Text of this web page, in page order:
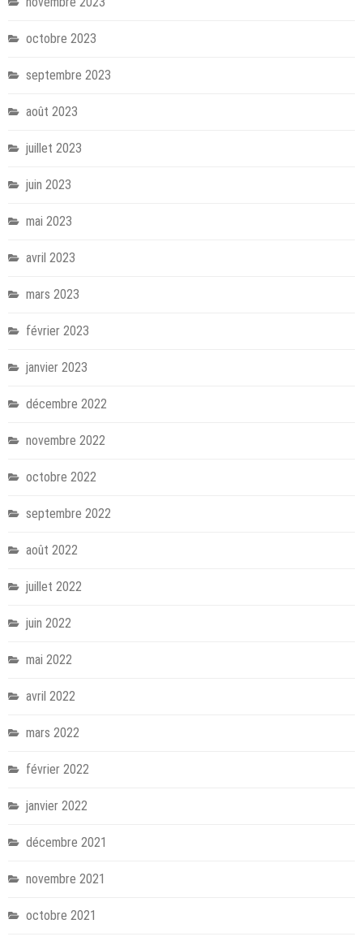
octobre 2023
septembre 2023
août 2023
juillet 2023
juin 2023
mai 2023
avril 2023
mars 2023
février 2023
janvier 2023
décembre 2022
novembre 2022
octobre 2022
septembre 2022
août 2022
juillet 2022
juin 2022
mai 2022
avril 2022
mars 2022
février 2022
janvier 2022
décembre 2021
novembre 2021
octobre 2021